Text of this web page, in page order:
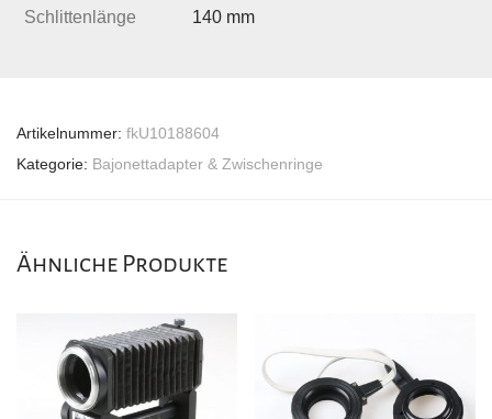
Schlittenlänge 140 mm
Artikelnummer: fkU10188604
Kategorie: Bajonettadapter & Zwischenringe
Ähnliche Produkte